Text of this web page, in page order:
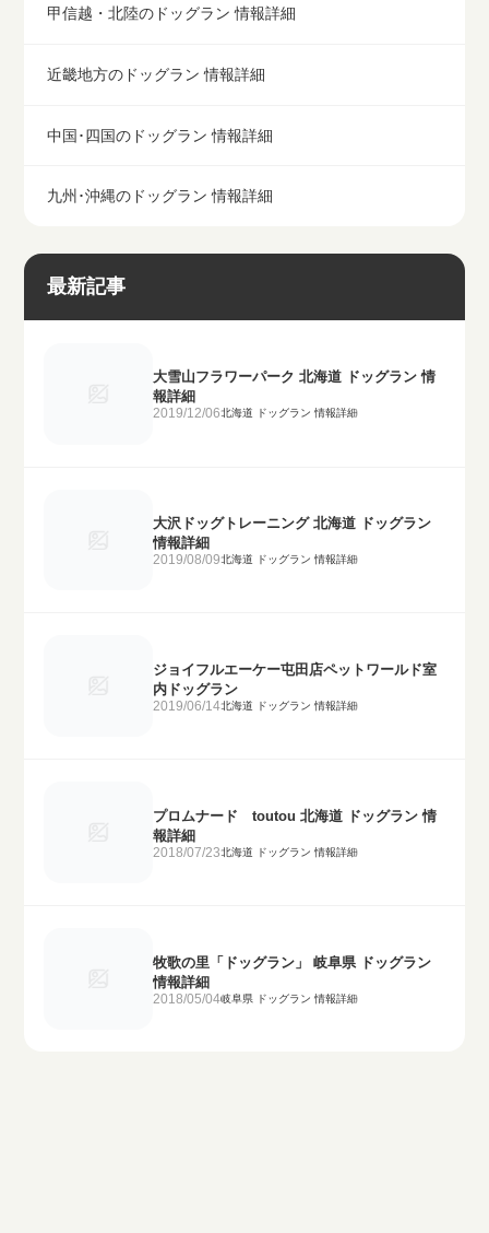
甲信越・北陸のドッグラン 情報詳細
近畿地方のドッグラン 情報詳細
中国･四国のドッグラン 情報詳細
九州･沖縄のドッグラン 情報詳細
最新記事
大雪山フラワーパーク 北海道 ドッグラン 情
報詳細
2019/12/06北海道 ドッグラン 情報詳細
大沢ドッグトレーニング 北海道 ドッグラン
情報詳細
2019/08/09北海道 ドッグラン 情報詳細
ジョイフルエーケー屯田店ペットワールド室
内ドッグラン
2019/06/14北海道 ドッグラン 情報詳細
プロムナード toutou 北海道 ドッグラン 情
報詳細
2018/07/23北海道 ドッグラン 情報詳細
牧歌の里「ドッグラン」 岐阜県 ドッグラン
情報詳細
2018/05/04岐阜県 ドッグラン 情報詳細